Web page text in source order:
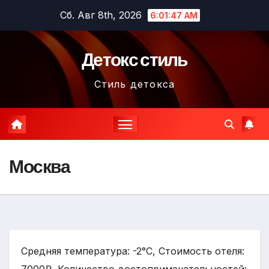
содержимому
Сб. Авг 8th, 2026 6:01:48 AM
Детокс стиль
Стиль детокса
Москва
Средняя температура: -2°C, Стоимость отеля: